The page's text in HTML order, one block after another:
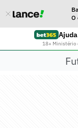
O
18+ Ministério